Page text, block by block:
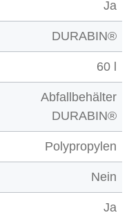
Ja
DURABIN®
60 l
Abfallbehälter
DURABIN®
Polypropylen
Nein
Ja